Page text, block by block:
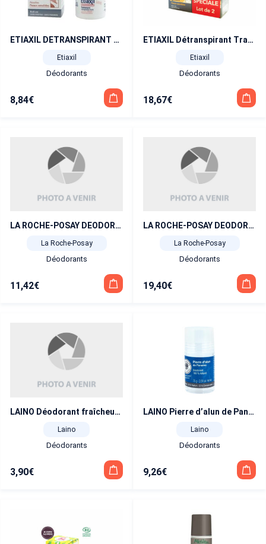
ETIAXIL DETRANSPIRANT Traitement transpiration forte aisselles peaux sensibles bille 15 ml
Etiaxil
Déodorants
8,84€
ETIAXIL Détranspirant Transpiration excessive Men 5 jours roll-on 15 ml lot de 2
Etiaxil
Déodorants
18,67€
LA ROCHE-POSAY DEODORANT PHYSIOLOGIQUE 24H00
La Roche-Posay
Déodorants
11,42€
LA ROCHE-POSAY DEODORANT PHYSIOLOGIQUE 24H00 lot de 2
La Roche-Posay
Déodorants
19,40€
LAINO Déodorant fraîcheur Thé vert BIO
Laino
Déodorants
3,90€
LAINO Pierre d’alun de Panama 75 g
Laino
Déodorants
9,26€